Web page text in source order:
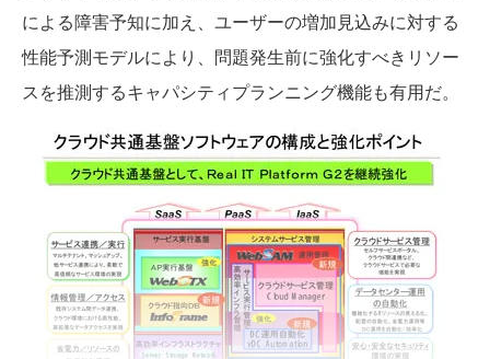
による障害予知に加え、ユーザーの増加見込みに対する
性能予測モデルにより、問題発生前に強化すべきリソー
スを推測するキャパシティプランニング機能も有用だ。